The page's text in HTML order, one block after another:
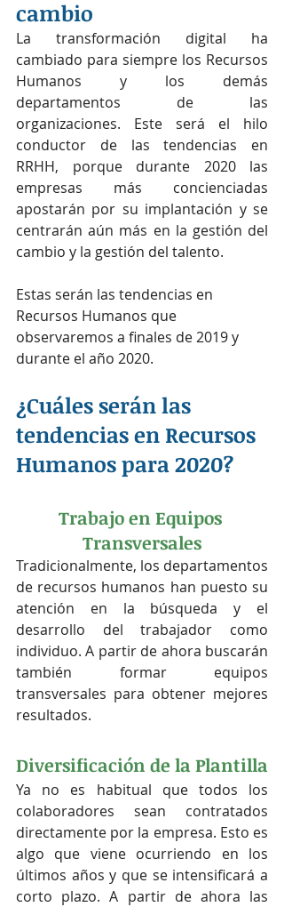
cambio
La transformación digital ha
cambiado para siempre los Recursos
Humanos y los demás
departamentos de las
organizaciones. Este será el hilo
conductor de las tendencias en
RRHH, porque durante 2020 las
empresas más concienciadas
apostarán por su implantación y se
centrarán aún más en la gestión del
cambio y la gestión del talento.
Estas serán las tendencias en
Recursos Humanos que
observaremos a finales de 2019 y
durante el año 2020.
¿Cuáles serán las
tendencias en Recursos
Humanos para 2020?
Trabajo en Equipos
Transversales
Tradicionalmente, los departamentos
de recursos humanos han puesto su
atención en la búsqueda y el
desarrollo del trabajador como
individuo. A partir de ahora buscarán
también formar equipos
transversales para obtener mejores
resultados.
Diversificación de la Plantilla
Ya no es habitual que todos los
colaboradores sean contratados
directamente por la empresa. Esto es
algo que viene ocurriendo en los
últimos años y que se intensificará a
corto plazo. A partir de ahora las